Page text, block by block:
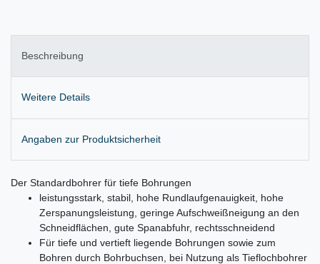
Beschreibung
Weitere Details
Angaben zur Produktsicherheit
Der Standardbohrer für tiefe Bohrungen
leistungsstark, stabil, hohe Rundlaufgenauigkeit, hohe
Zerspanungsleistung, geringe Aufschweißneigung an den
Schneidflächen, gute Spanabfuhr, rechtsschneidend
Für tiefe und vertieft liegende Bohrungen sowie zum
Bohren durch Bohrbuchsen, bei Nutzung als Tieflochbohrer